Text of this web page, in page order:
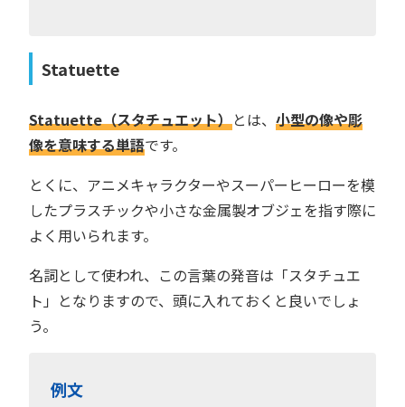
Statuette
Statuette（スタチュエット）とは、 小型の像や彫
像を意味する単語です。
とくに、アニメキャラクターやスーパーヒーローを模
したプラスチックや小さな金属製オブジェを指す際に
よく用いられます。
名詞として使われ、この言葉の発音は「スタチュエ
ト」となりますので、頭に入れておくと良いでしょ
う。
例文